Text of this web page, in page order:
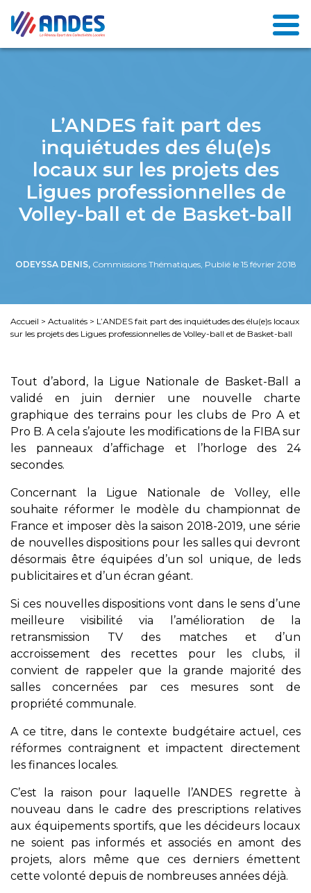
L’ANDES fait part des
inquiétudes des élu(e)s
locaux sur les projets des
Ligues professionnelles de
Volley-ball et de Basket-ball
ODEYSSA DENIS, Commissions Thématiques, Publié le 15 février 2018
Accueil > Actualités > L’ANDES fait part des inquiétudes des élu(e)s locaux
sur les projets des Ligues professionnelles de Volley-ball et de Basket-ball
Tout d’abord, la Ligue Nationale de Basket-Ball a
validé en juin dernier une nouvelle charte
graphique des terrains pour les clubs de Pro A et
Pro B. A cela s’ajoute les modifications de la FIBA sur
les panneaux d’affichage et l’horloge des 24
secondes.
Concernant la Ligue Nationale de Volley, elle
souhaite réformer le modèle du championnat de
France et imposer dès la saison 2018-2019, une série
de nouvelles dispositions pour les salles qui devront
désormais être équipées d’un sol unique, de leds
publicitaires et d’un écran géant.
Si ces nouvelles dispositions vont dans le sens d’une
meilleure visibilité via l’amélioration de la
retransmission TV des matches et d’un
accroissement des recettes pour les clubs, il
convient de rappeler que la grande majorité des
salles concernées par ces mesures sont de
propriété communale.
A ce titre, dans le contexte budgétaire actuel, ces
réformes contraignent et impactent directement
les finances locales.
C’est la raison pour laquelle l’ANDES regrette à
nouveau dans le cadre des prescriptions relatives
aux équipements sportifs, que les décideurs locaux
ne soient pas informés et associés en amont des
projets, alors même que ces derniers émettent
cette volonté depuis de nombreuses années déjà.